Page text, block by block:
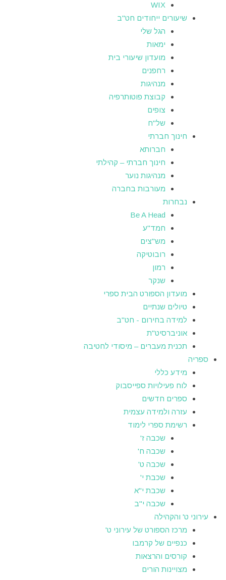
WIX
שיעורים ייחודים חט"ב
הגל שלי
ימאות
מועדון שיעורי בית
רחפנים
מנהיגות
קבוצת פוטותרפיה
צופים
של"ח
חינוך חברתי
חברותא
חינוך חברתי – קהילתי
מנהיגות נוער
מעורבות בחברה
נבחרות
Be A Head
חמד"ע
מש"צים
רובוטיקה
רמון
שנקר
מועדון הספורט הבית ספרי
טיולים שנתיים
למידה בחירום - חט"ב
אוניברסיט"ת
תכנית מעברים – מיסודי לחטיבה
ספריה
מידע כללי
לוח פעילויות ספייסבוק
ספרים חדשים
עזרה ולמידה עצמית
רשימת ספרי לימוד
שכבה ז'
שכבה ח'
שכבה ט'
שכבת י'
שכבת י"א
שכבה י"ב
עירוני ט' והקהילה
מרכז הספורט של עירוני ט'
כנפיים של קרמבו
קורסים והרצאות
מצויינות הורים